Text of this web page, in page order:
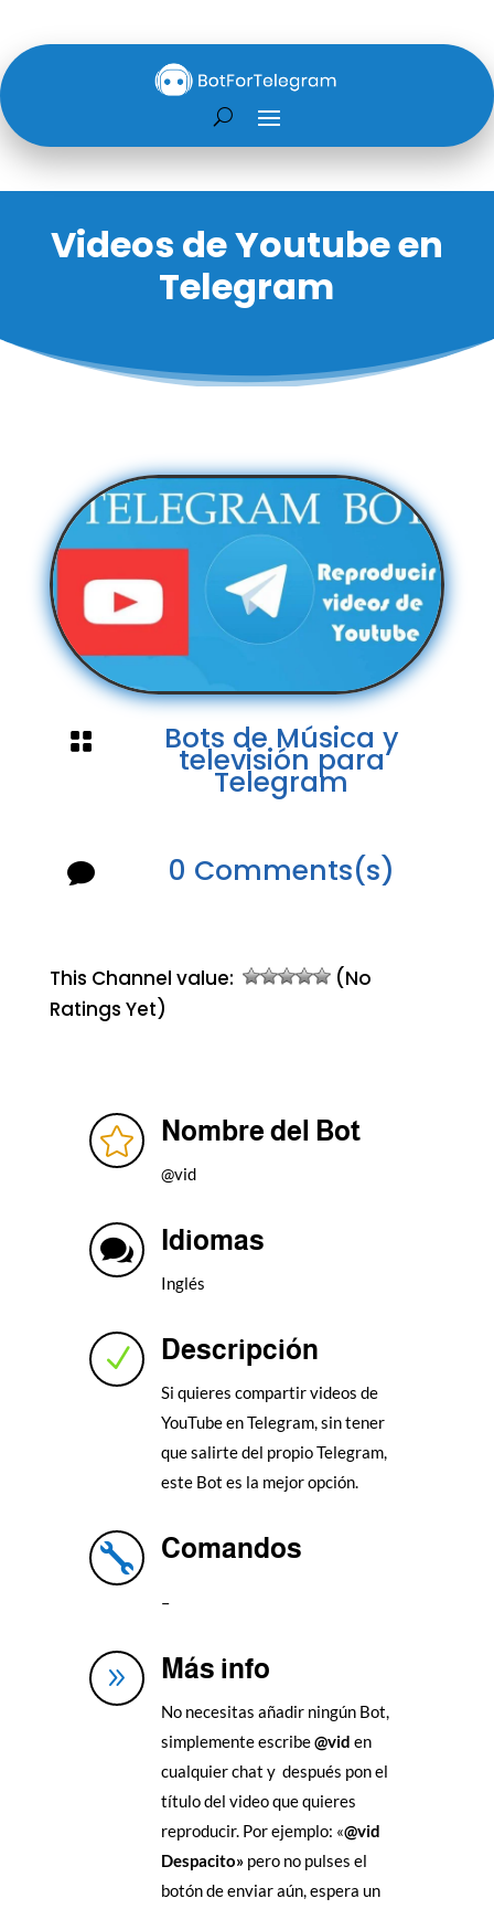
Videos de Youtube en
Telegram
 Bots de Música y
televisión para
Telegram
 0 Comments(s)
This Channel value:
(No
Ratings Yet)
 Nombre del Bot
@vid
 Idiomas
Inglés
N Descripción
Si quieres compartir videos de
YouTube en Telegram, sin tener
que salirte del propio Telegram,
este Bot es la mejor opción.
 Comandos
–
9 Más info
No necesitas añadir ningún Bot,
simplemente escribe@vid en
cualquier chat y después pon el
título del video que quieres
reproducir. Por ejemplo: «@vid
Despacito» pero no pulses el
botón de enviar aún, espera un